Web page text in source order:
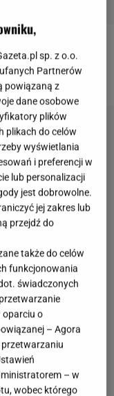
gwiazd
sp. z o.o.
Partnerów
powiązaną z
dane osobowe
plików
plikach do celów
wyświetlania
i preferencji w
lub personalizacji
jest dobrowolne.
jej zakres lub
przejdź do
także do celów
funkcjonowania
świadczonych
oparciu o
– Agora
przetwarzaniu
– w
wobec którego